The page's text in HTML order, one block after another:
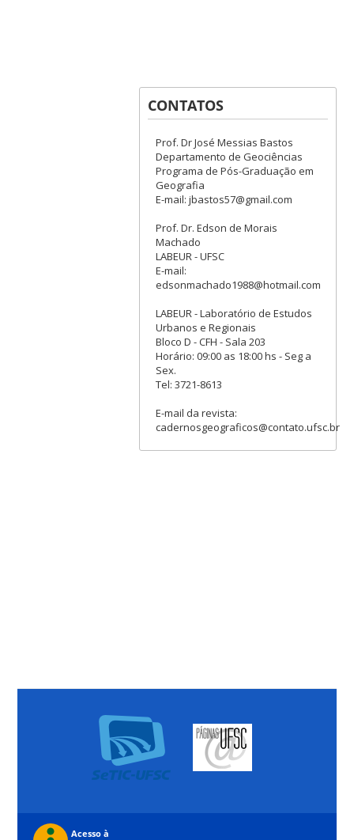
CONTATOS
Prof. Dr José Messias Bastos
Departamento de Geociências
Programa de Pós-Graduação em
Geografia
E-mail: jbastos57@gmail.com
Prof. Dr. Edson de Morais
Machado
LABEUR - UFSC
E-mail:
edsonmachado1988@hotmail.com
LABEUR - Laboratório de Estudos
Urbanos e Regionais
Bloco D - CFH - Sala 203
Horário: 09:00 as 18:00 hs - Seg a
Sex.
Tel: 3721-8613
E-mail da revista:
cadernosgeograficos@contato.ufsc.br